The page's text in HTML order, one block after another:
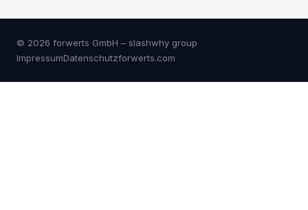
© 2026 forwerts GmbH – slashwhy group
ImpressumDatenschutzforwerts.com